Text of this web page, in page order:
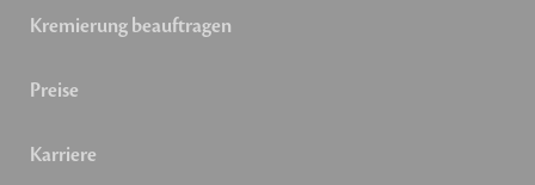
Kremierung beauftragen
Preise
Karriere